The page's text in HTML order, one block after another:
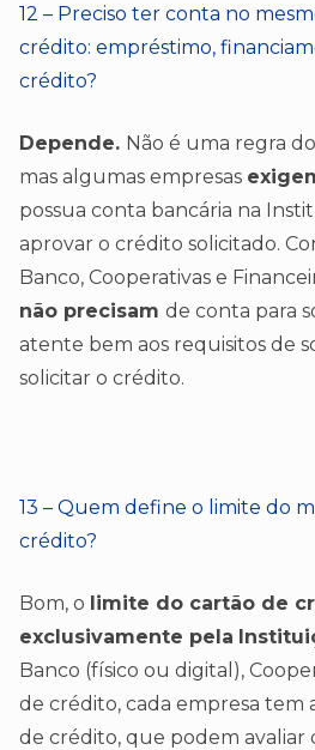
12 – Preciso ter conta no
crédito: empréstimo,
crédito?
Depende. Não é uma regra
mas algumas empresas
possua conta bancária na
aprovar o crédito solicitado.
Banco, Cooperativas e
não precisam de conta para
atente bem aos requisitos de
solicitar o crédito.
13 – Quem define o limite do
crédito?
Bom, o limite do cartão de
exclusivamente pela
Banco (físico ou digital),
de crédito, cada empresa tem
de crédito, que podem avaliar